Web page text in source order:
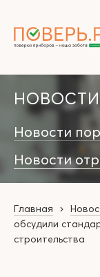
НОВОСТИ
Новости
Новости
Главная
обсудили
строительства